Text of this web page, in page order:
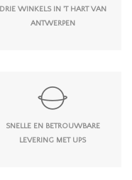
DRIE WINKELS IN 'T HART VAN
ANTWERPEN
SNELLE EN BETROUWBARE
LEVERING MET UPS